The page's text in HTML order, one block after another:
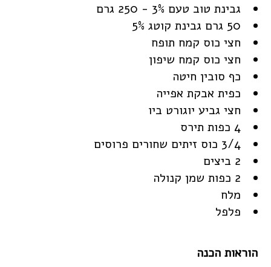
גבינת טוב טעם 3% - 250 גרם
50 גרם גבינת קוטג 5%
חצי כוס קמח תופח
חצי כוס קמח שיפון
כף סובין חיטה
כפית אבקת אפייה
חצי גביע יוגורט ביו
4 כפות תירס
3/4 כוס זיתים שחורים פרוסים
2 ביצים
2 כפות שמן קנולה
מלח
פלפל
הוראות הכנה